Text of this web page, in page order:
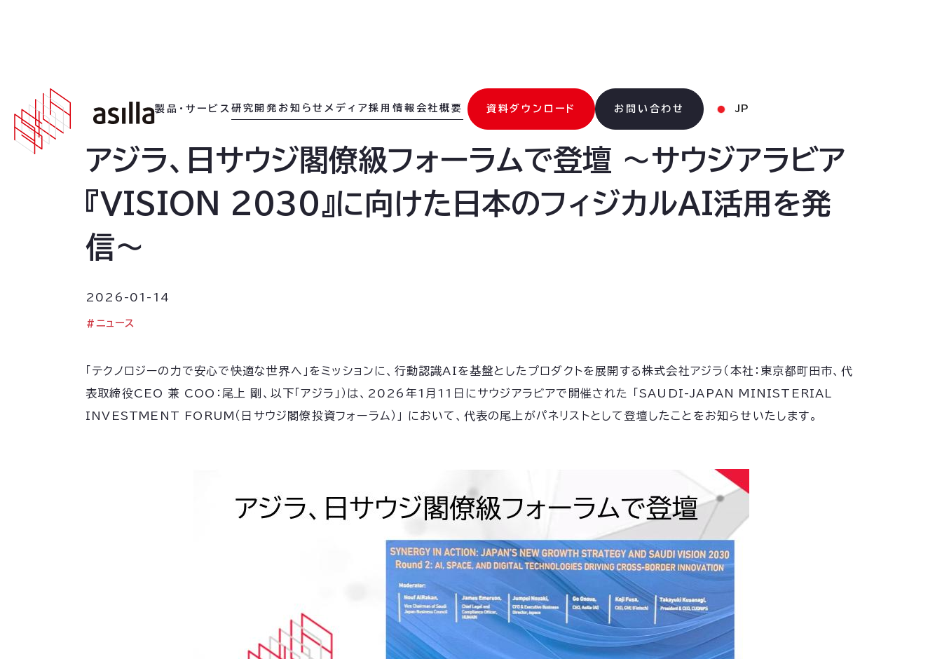
製品・サービス 研究開発 お知らせ メディア採用情報 会社概要 資料ダウンロード お問い合わせ JP
2026. 01.14
アジラ、日サウジ閣僚級フォーラムで登壇 〜サウジアラビア
『VISION 2030』に向けた日本のフィジカルAI活用を発
信〜
2026-01-14
#ニュース
「テクノロジーの力で安心で快適な世界へ」をミッションに、行動認識AIを基盤としたプロダクトを展開する株式会社アジラ（本社：東京都町田市、代
表取締役CEO 兼 COO：尾上 剛、以下「アジラ」）は、2026年1月11日にサウジアラビアで開催された 「SAUDI-JAPAN MINISTERIAL
INVESTMENT FORUM（日サウジ閣僚投資フォーラム）」 において、代表の尾上がパネリストとして登壇したことをお知らせいたします。